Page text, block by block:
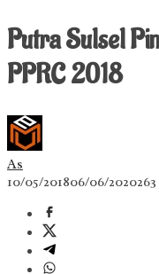
Putra Sulsel
PPRC 2018
As
10/05/201806/06/2020